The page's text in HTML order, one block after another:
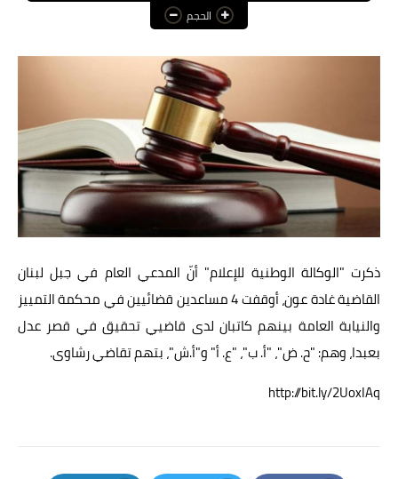
عالم المرأة
فن وثقافة
أخبار مصر
أخبار عربية
أخبار النجوم
أخبار العالم
الحجم
ذكرت "الوكالة الوطنية للإعلام" أنّ المدعي العام في جبل لبنان
القاضية غادة عون، أوقفت 4 مساعدين قضائيين في محكمة التمييز
والنيابة العامة بينهم كاتبان لدى قاضيي تحقيق في قصر عدل
بعبدا، وهم: "ح. ض"، "أ. ب"، "ع. أ" و"أ.ش"، بتهم تقاضي رشاوى.
http://bit.ly/2UoxIAq